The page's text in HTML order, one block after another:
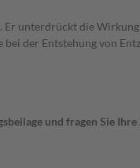
unterdrückt die
der Entstehung von
und fragen Sie